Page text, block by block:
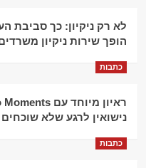
לא רק ניקיון: כך סביבת
הופך שירות ניקיון
כתבות
נישואין לרגע שלא
כתבות